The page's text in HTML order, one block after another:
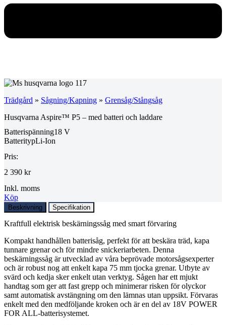
Trädgård » Sågning/Kapning » Grensåg/Stångsåg
Husqvarna Aspire™ P5 – med batteri och laddare
Batterispänning18 V
BatteritypLi-Ion
Pris:
2 390 kr
Inkl. moms
Köp
Beskrivning Specifikation
Kraftfull elektrisk beskärningssåg med smart förvaring
Kompakt handhållen batterisåg, perfekt för att beskära träd, kapa
tunnare grenar och för mindre snickeriarbeten. Denna
beskärningssåg är utvecklad av våra beprövade motorsågsexperter
och är robust nog att enkelt kapa 75 mm tjocka grenar. Utbyte av
svärd och kedja sker enkelt utan verktyg. Sågen har ett mjukt
handtag som ger att fast grepp och minimerar risken för olyckor
samt automatisk avstängning om den lämnas utan uppsikt. Förvaras
enkelt med den medföljande kroken och är en del av 18V POWER
FOR ALL-batterisystemet.